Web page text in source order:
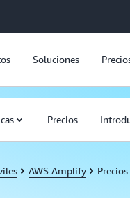
Soluciones
Precios
AWS Amplify